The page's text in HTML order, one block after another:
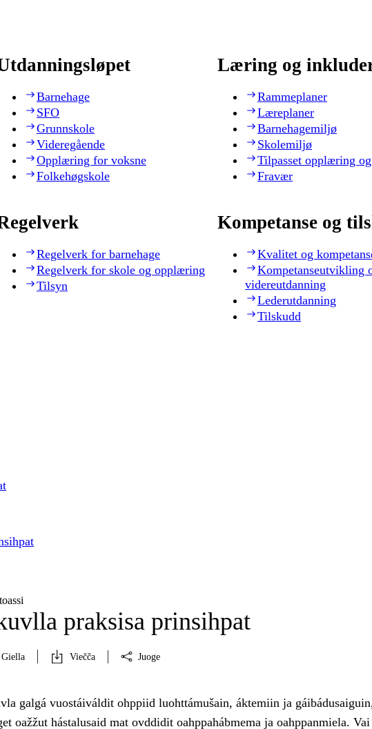
Barnehage
SFO
Grunnskole
Videregående
Opplæring for voksne
Folkehøgskole
Læring og
Rammeplaner
Læreplaner
Barnehagemiljø
Skolemiljø
Tilpasset opplæring
Fravær
Regelverk for barnehage
Regelverk for skole og opplæring
Tilsyn
Kompetanse og
Kvalitet og
Kompetanseutvikling
videreutdanning
Lederutdanning
Tilskudd
praksisa prinsihpat
Giella Viečča Juoge
galgá vuostáiváldit ohppiid luohttámušain, áktemiin ja
oažžut hástalusaid mat ovddidit oahppahábmema ja oahppanmiela. Vai